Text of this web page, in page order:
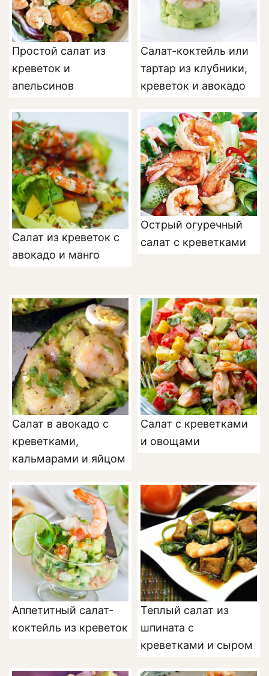
Простой салат из
креветок и
апельсинов
Салат-коктейль или
тартар из клубники,
креветок и авокадо
Салат из креветок с
авокадо и манго
Острый огуречный
салат с креветками
Салат в авокадо с
креветками,
кальмарами и яйцом
Салат с креветками
и овощами
Аппетитный салат-
коктейль из креветок
Теплый салат из
шпината с
креветками и сыром